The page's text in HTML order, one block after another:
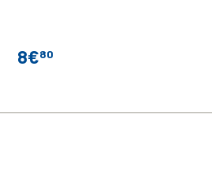
Prix
8€80